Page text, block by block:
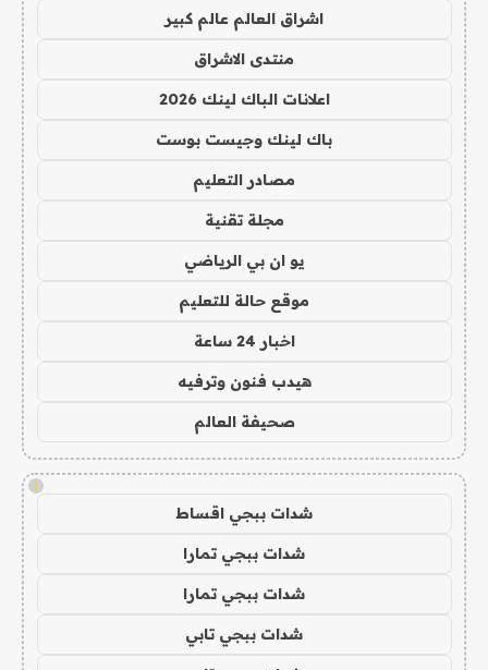
اشراق العالم عالم كبير
منتدى الاشراق
اعلانات الباك لينك 2026
باك لينك وجيست بوست
مصادر التعليم
مجلة تقنية
يو ان بي الرياضي
موقع حالة للتعليم
اخبار 24 ساعة
هيدب فنون وترفيه
صحيفة العالم
!
شدات ببجي اقساط
شدات ببجي تمارا
شدات ببجي تمارا
شدات ببجي تابي